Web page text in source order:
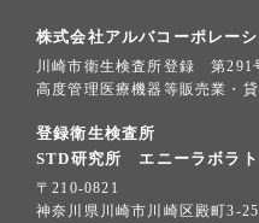
株式会社アルバコーポレー
川崎市衛生検査所登録 第291
高度管理医療機器等販売業・
登録衛生検査所
STD研究所 エニーラボラ
〒210-0821
神奈川県川崎市川崎区殿町3-